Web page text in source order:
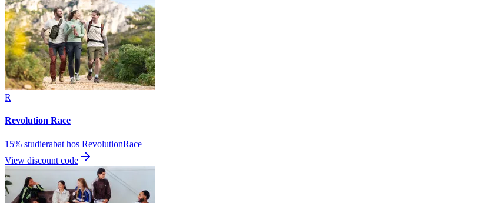
R
Revolution Race
15% studierabat hos RevolutionRace
View discount code